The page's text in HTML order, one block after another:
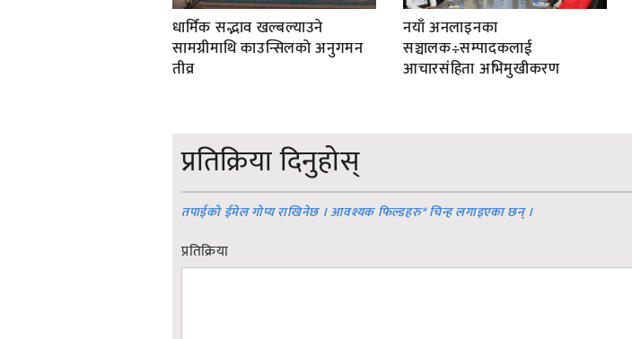
धार्मिक सद्भाव खल्बल्याउने
सामग्रीमाथि काउन्सिलको अनुगमन
तीव्र
नयाँ अनलाइनका
सञ्चालक÷सम्पादकलाई
आचारसंहिता अभिमुखीकरण
प्रतिक्रिया दिनुहोस्
तपाईको ईमेल गोप्य राखिनेछ । आवश्यक फिल्डहरु*चिन्ह लगाइएका छन् ।
प्रतिक्रिया